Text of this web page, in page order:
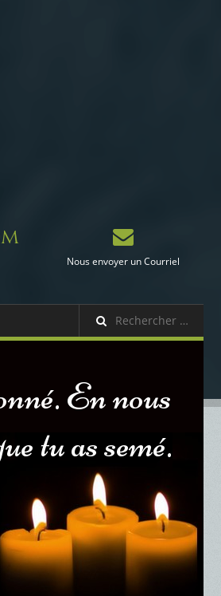
Nous envoyer un Courriel
En nous
tu as semé.